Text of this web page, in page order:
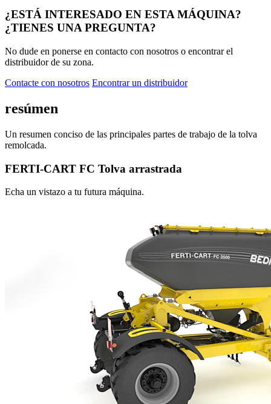
¿ESTÁ INTERESADO EN ESTA MÁQUINA?
¿TIENES UNA PREGUNTA?
No dude en ponerse en contacto con nosotros o encontrar el
distribuidor de su zona.
Contacte con nosotros Encontrar un distribuidor
resúmen
Un resumen conciso de las principales partes de trabajo de la tolva
remolcada.
FERTI-CART FC Tolva arrastrada
Echa un vistazo a tu futura máquina.